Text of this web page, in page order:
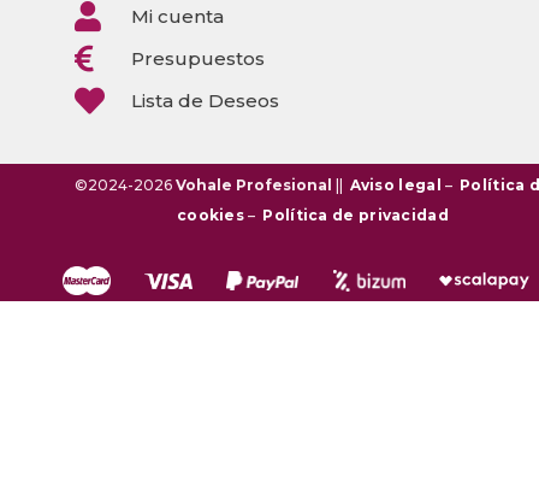
 Mi cuenta
 Presupuestos
 Lista de Deseos
©2024-2026 Vohale Profesional Aviso legal – Política
cookies– Política de privacidad